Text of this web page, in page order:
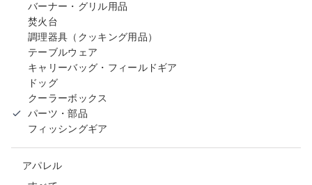
バーナー・グリル用品
焚火台
調理器具（クッキング用品）
テーブルウェア
キャリーバッグ・フィールドギア
ドッグ
クーラーボックス
パーツ・部品
フィッシングギア
アパレル